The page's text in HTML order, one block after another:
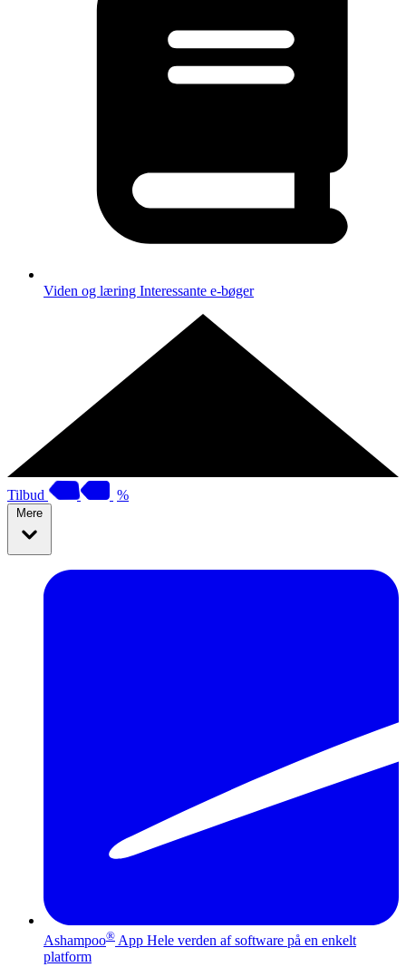
Viden og læring Interessante e-bøger
Tilbud %
Mere
Ashampoo® App Hele verden af software på en enkelt
platform